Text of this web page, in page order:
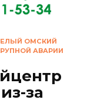
ОМСКИЙ
АВАРИИ
за